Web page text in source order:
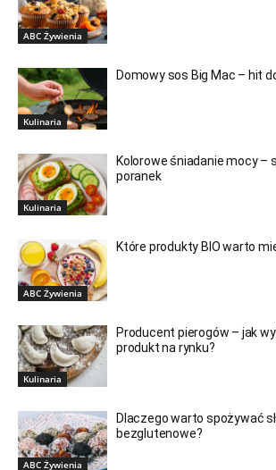
ABC Żywienia
Kulinaria
Domowy sos Big Mac – hit
Kulinaria
Kolorowe śniadanie mocy –
poranek
ABC Żywienia
Które produkty BIO warto
Kulinaria
Producent pierogów – jak
produkt na rynku?
ABC Żywienia
Dlaczego warto spożywać
bezglutenowe?